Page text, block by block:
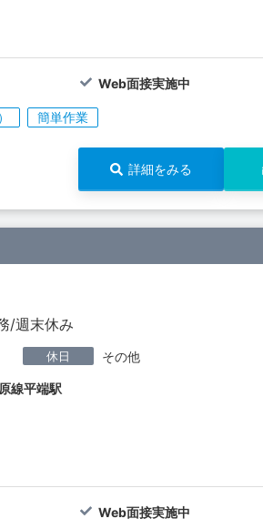
Web面接実施中
簡単作業
詳細をみる
/週末休み
休日 その他
線平端駅
Web面接実施中